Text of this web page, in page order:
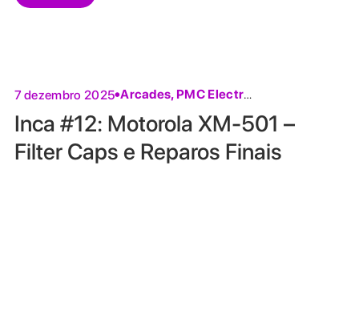
7 dezembro 2025 Arcades, PMC Electronics
Inca #12: Motorola XM-501 –
Filter Caps e Reparos Finais